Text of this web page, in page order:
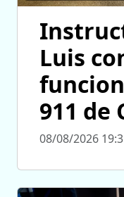
Luis
911 de
08/08/2026